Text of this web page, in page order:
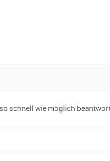
schnell wie möglich